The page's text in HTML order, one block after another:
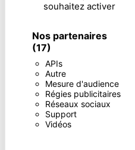
souhaitez activer
Nos partenaires
(17)
APIs
Autre
Mesure d'audience
Régies publicitaires
Réseaux sociaux
Support
Vidéos
** Les données personnelles
vous contacter. Elles sont destinées
Vous disposez de droits d’accès, de
portabilité, de limitation,
moment et du droit d’introduire une
contrôle, ainsi que d’organiser le
pouvez exercer ces droits par voie
justificatif d'identité pourra vous être
données pendant la période de prise